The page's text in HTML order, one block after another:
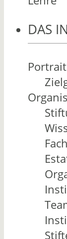
DAS
Portrait